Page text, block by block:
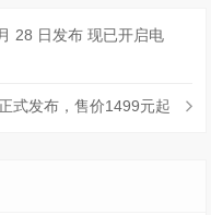
28 日发布 现已开启电
式发布，售价1499元起